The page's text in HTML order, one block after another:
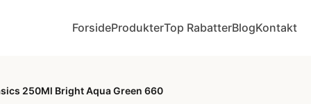
ForsideProdukterTop RabatterBlogKontakt
250Ml Bright Aqua Green 660